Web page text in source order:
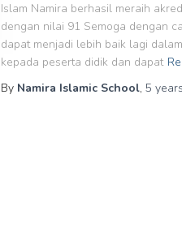
Islam Namira berhasil meraih
dengan nilai 91 Semoga dengan
dapat menjadi lebih baik lagi
kepada peserta didik dan dapat
By Namira Islamic School, 5 years